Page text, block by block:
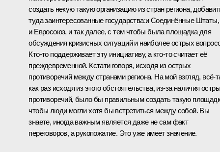
создать некую такую организацию из стран региона,
туда заинтересованные государства:и Соединённые Штаты,
и Евросоюз, и так далее, с тем чтобы была площадка для
обсуждения кризисных ситуаций и наиболее острых
Кто‑то поддерживает эту инициативу, а кто‑то считает её
преждевременной. Кстати говоря, исходя из острых
противоречий между странами региона. На мой взгляд,
как раз исходя из этого обстоятельства, из‑за наличия
противоречий, было бы правильным создать такую
чтобы люди могли хотя бы встретиться между собой. Вы
знаете, иногда важным является даже не сам факт
переговоров, а рукопожатие. Это уже имеет значение.